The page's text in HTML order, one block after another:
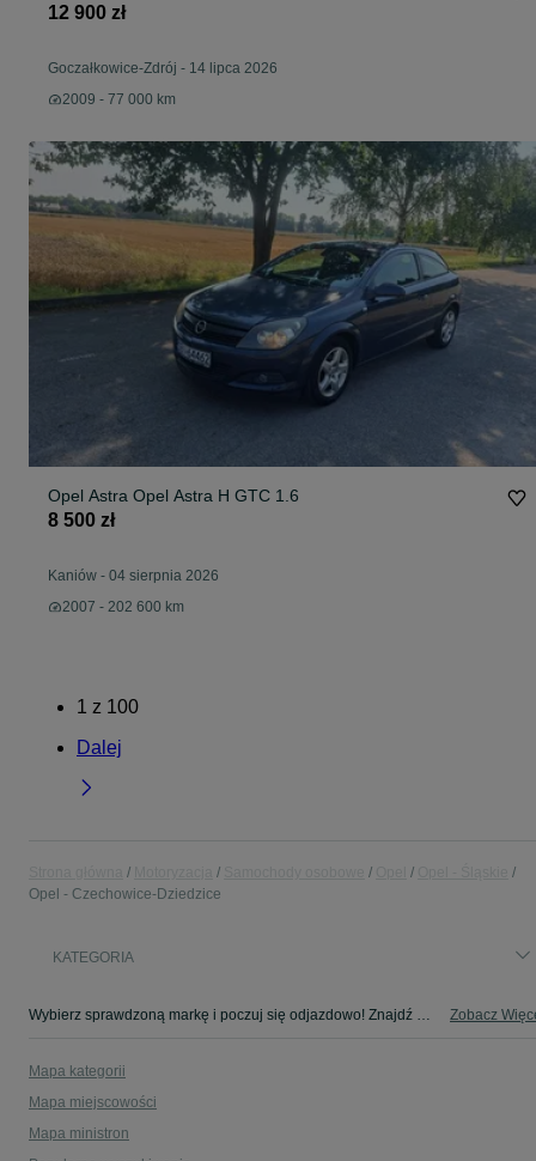
12 900 zł
Goczałkowice-Zdrój - 14 lipca 2026
2009 - 77 000 km
Opel Astra Opel Astra H GTC 1.6
8 500 zł
Kaniów - 04 sierpnia 2026
2007 - 202 600 km
1 z 100
Dalej
Opel - Czechowice-Dziedzice
KATEGORIA
Wybierz sprawdzoną markę i poczuj się odjazdowo! Znajdź wymarzony samochód w kategorii Opel na OLX - Czechowice-Dziedzice i okolice! Zobacz
Mapa kategorii
Mapa miejscowości
Mapa ministron